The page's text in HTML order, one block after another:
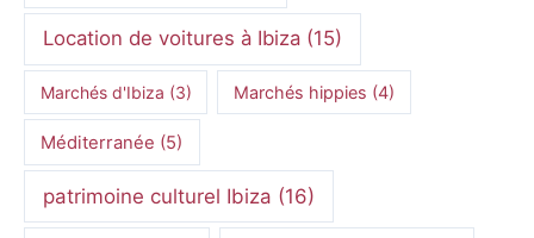
Location de voitures à Ibiza (15)
Marchés d'Ibiza (3) Marchés hippies (4)
Méditerranée (5)
patrimoine culturel Ibiza (16)